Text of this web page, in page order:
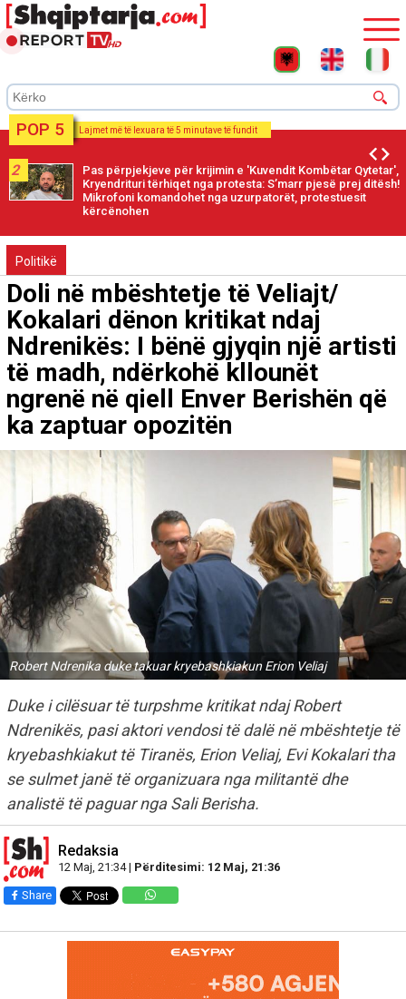
POP 5 Lajmet më të lexuara të 5 minutave të fundit
2
Pas përpjekjeve për krijimin e 'Kuvendit Kombëtar Qytetar',
Kryendrituri tërhiqet nga protesta: S’marr pjesë prej ditësh!
Mikrofoni komandohet nga uzurpatorët, protestuesit
kërcënohen
Politikë
Doli në mbështetje të Veliajt/
Kokalari dënon kritikat ndaj
Ndrenikës: I bënë gjyqin një artisti
të madh, ndërkohë kllounët
ngrenë në qiell Enver Berishën që
ka zaptuar opozitën
Robert Ndrenika duke takuar kryebashkiakun Erion Veliaj
Duke i cilësuar të turpshme kritikat ndaj Robert
Ndrenikës, pasi aktori vendosi të dalë në mbështetje të
kryebashkiakut të Tiranës, Erion Veliaj, Evi Kokalari tha
se sulmet janë të organizuara nga militantë dhe
analistë të paguar nga Sali Berisha.
Redaksia
12 Maj, 21:34 | Përditesimi: 12 Maj, 21:36
Share